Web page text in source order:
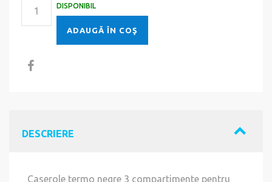
DISPONIBIL
ADAUGĂ ÎN COŞ
DESCRIERE
Caserole termo negre 3 compartimente pentru